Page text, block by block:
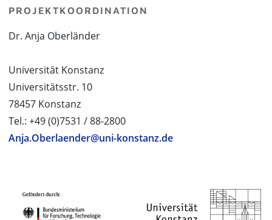
PROJEKTKOORDINATION
Dr. Anja Oberländer
Universität Konstanz
Universitätsstr. 10
78457 Konstanz
Tel.: +49 (0)7531 / 88-2800
Anja.Oberlaender@uni-konstanz.de